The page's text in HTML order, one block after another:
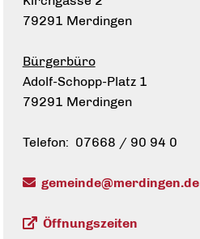
79291 Merdingen
Bürgerbüro
Adolf-Schopp-Platz 1
79291 Merdingen
Telefon: 07668 / 90 94 0
gemeinde@merdingen.de
Öffnungszeiten